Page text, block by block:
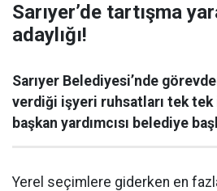
Sarıyer’de tartışma
adaylığı!
Sarıyer Belediyesi’nde
verdiği işyeri ruhsatları tek
başkan yardımcısı belediye
Yerel seçimlere giderken en fazla